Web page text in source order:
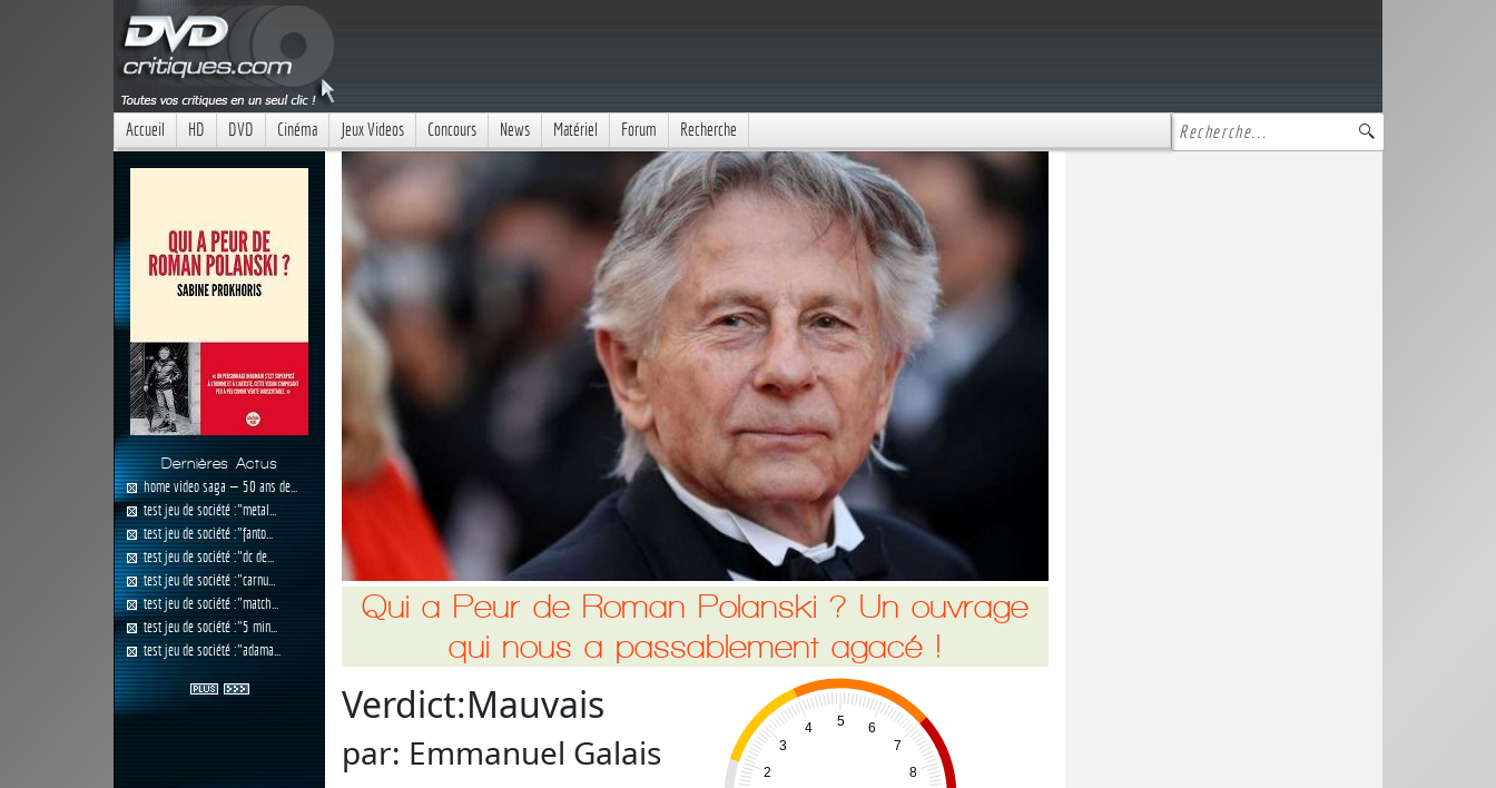
Accueil HD DVD Cinéma Jeux Videos Concours News Matériel Forum Recherche
Dernières Actus
home video saga — 50 ans de...
test jeu de société :"metal...
test jeu de société :"fanto...
test jeu de société :"dc de...
test jeu de société :"carnu...
test jeu de société :"match...
test jeu de société :"5 min...
test jeu de société :"adama...
Qui a Peur de Roman Polanski ? Un ouvrage
qui nous a passablement agacé !
Verdict:Mauvais
par: Emmanuel Galais 2
3
4 5
6
7
8